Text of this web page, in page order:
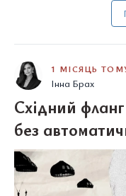
1 МІСЯЦЬ
Інна Брах
Східний
без